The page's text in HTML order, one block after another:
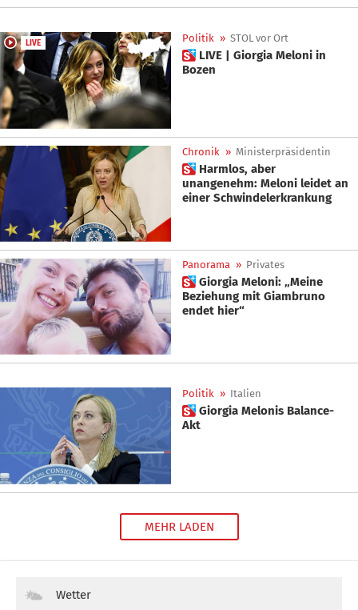
LIVE Politik » STOL vor Ort
 LIVE | Giorgia Meloni in
Bozen
Chronik » Ministerpräsidentin
 Harmlos, aber
unangenehm: Meloni leidet an
einer Schwindelerkrankung
Panorama » Privates
 Giorgia Meloni: „Meine
Beziehung mit Giambruno
endet hier“
Politik » Italien
 Giorgia Melonis Balance-
Akt
MEHR LADEN
Wetter